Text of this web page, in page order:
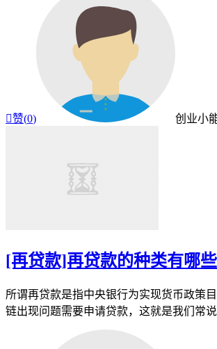
赞(0) 创业小
[再贷款]再贷款的种类有哪
所谓再贷款是指中央银行为实现货币政策
链出现问题需要申请贷款，这就是我们常